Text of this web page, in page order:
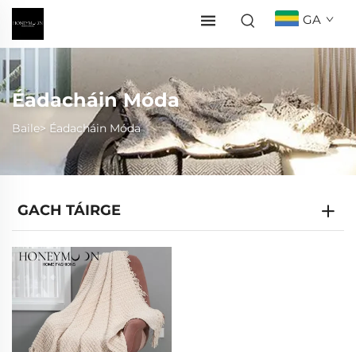
GA
Éadacháin Móda
Baile> Éadacháin Móda
GACH TÁIRGE